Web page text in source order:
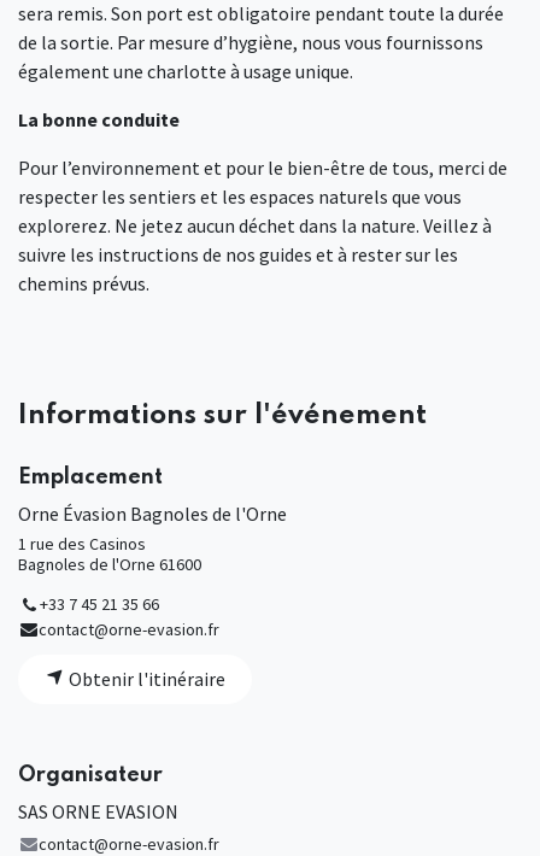
sera remis. Son port est obligatoire pendant toute la durée
de la sortie. Par mesure d’hygiène, nous vous fournissons
également une charlotte à usage unique.
La bonne conduite
Pour l’environnement et pour le bien-être de tous, merci de
respecter les sentiers et les espaces naturels que vous
explorerez. Ne jetez aucun déchet dans la nature. Veillez à
suivre les instructions de nos guides et à rester sur les
chemins prévus.
Informations sur l'événement
Emplacement
Orne Évasion Bagnoles de l'Orne
1 rue des Casinos
Bagnoles de l'Orne 61600
+33 7 45 21 35 66
contact@orne-evasion.fr
Obtenir l'itinéraire
Organisateur
SAS ORNE EVASION
contact@orne-evasion.fr